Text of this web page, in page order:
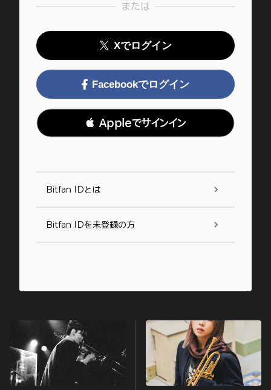
または
Xでログイン
Facebookでログイン
 Appleでサインイン
Bitfan IDとは
Bitfan IDを未登録の方